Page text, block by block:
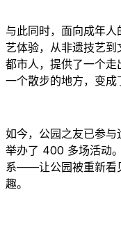
与此同时，面向成年
艺体验，从非遗技艺
都市人，提供了一个
一个散步的地方，变成
如今，公园之友已参
举办了 400 多场活动
系——让公园被重新看
趣。